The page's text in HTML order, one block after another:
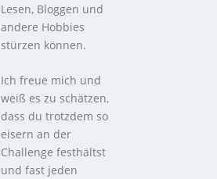
Lesen, Bloggen und
andere Hobbies
stürzen können.
Ich freue mich und
weiß es zu schätzen,
dass du trotzdem so
eisern an der
Challenge festhältst
und fast jeden